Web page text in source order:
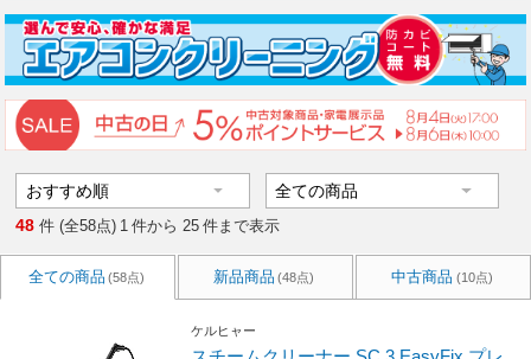
48 件 (全58点) 1 件から 25 件まで表示
全ての商品 (58点) 新品商品 (48点) 中古商品 (10点)
ケルヒャー